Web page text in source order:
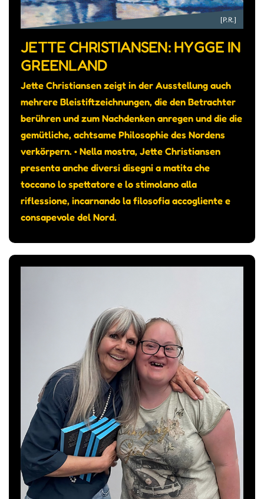
JETTE CHRISTIANSEN: HYGGE IN
GREENLAND
Jette Christiansen zeigt in der Ausstellung auch
mehrere Bleistiftzeichnungen, die den Betrachter
berühren und zum Nachdenken anregen und die die
gemütliche, achtsame Philosophie des Nordens
verkörpern. • Nella mostra, Jette Christiansen
presenta anche diversi disegni a matita che
toccano lo spettatore e lo stimolano alla
riflessione, incarnando la filosofia accogliente e
consapevole del Nord.